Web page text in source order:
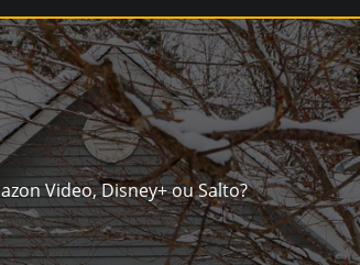
Video, Disney+ ou Salto?